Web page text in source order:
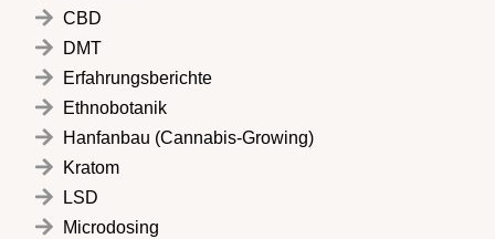
CBD
DMT
Erfahrungsberichte
Ethnobotanik
Hanfanbau (Cannabis-Growing)
Kratom
LSD
Microdosing